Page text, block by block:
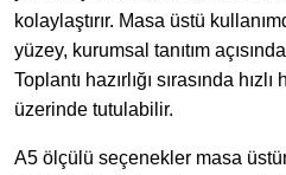
kolaylaştırır. Masa üstü
yüzey, kurumsal tanıtım
Toplantı hazırlığı sırasında
üzerinde tutulabilir.
A5 ölçülü seçenekler masa